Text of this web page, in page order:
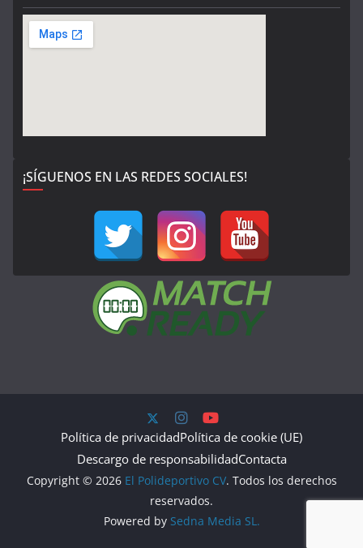
¡SÍGUENOS EN LAS REDES SOCIALES!
Política de privacidadPolítica de cookie (UE)
Descargo de responsabilidadContacta
Copyright © 2026 El Polideportivo CV. Todos los derechos
reservados.
Powered by Sedna Media SL.